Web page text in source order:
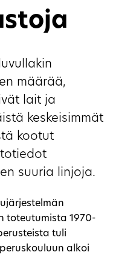
määrää,
lait ja
keskeisimmät
kootut
suuria linjoja.
toteutumista 1970-
tuli
alkoi